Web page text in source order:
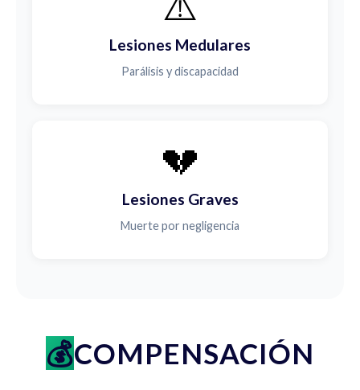
Lesiones Medulares
Parálisis y discapacidad
💔
Lesiones Graves
Muerte por negligencia
COMPENSACIÓN